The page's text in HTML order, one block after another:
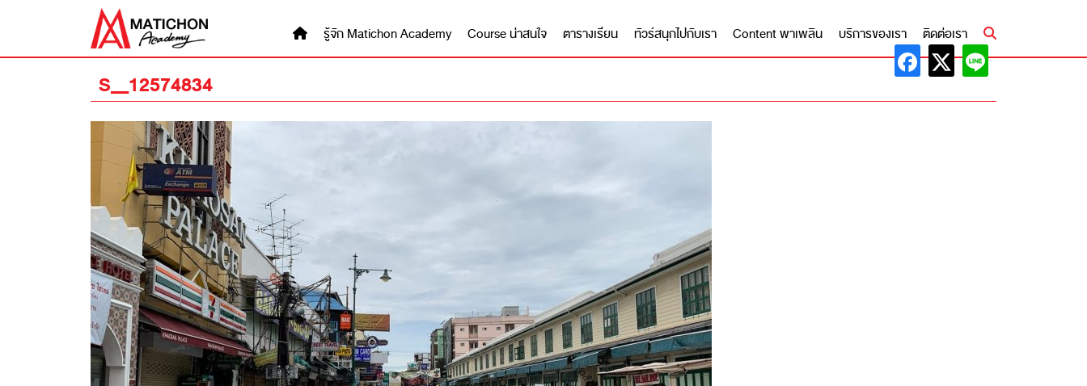
รู้จัก Matichon Academy Course น่าสนใจ ตารางเรียน ทัวร์สนุกไปกับเรา Content พาเพลิน บริการของเรา ติดต่อเรา
S__12574834